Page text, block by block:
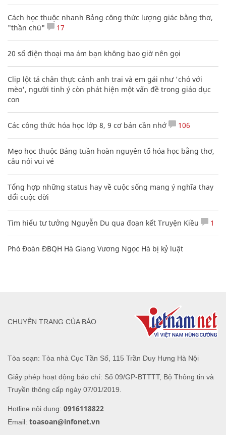
Cách học thuộc nhanh Bảng công thức lượng giác bằng thơ,
"thần chú"
17
20 số điện thoại ma ám bạn không bao giờ nên gọi
Clip lột tả chân thực cảnh anh trai và em gái như 'chó với
mèo', người tinh ý còn phát hiện một vấn đề trong giáo dục
con
Các công thức hóa học lớp 8, 9 cơ bản cần nhớ 106
Mẹo học thuộc Bảng tuần hoàn nguyên tố hóa học bằng thơ,
câu nói vui vẻ
Tổng hợp những status hay về cuộc sống mang ý nghĩa thay
đổi cuộc đời
Tìm hiểu tư tưởng Nguyễn Du qua đoạn kết Truyện Kiều 1
Phó Đoàn ĐBQH Hà Giang Vương Ngọc Hà bị kỷ luật
Tòa soạn: Tòa nhà Cục Tần Số, 115 Trần Duy Hưng Hà Nội
Giấy phép hoạt động báo chí: Số 09/GP-BTTTT, Bộ Thông tin và
Truyền thông cấp ngày 07/01/2019.
Hotline nội dung: 0916118822
Email: toasoan@infonet.vn
CHUYÊN TRANG CỦA BÁO